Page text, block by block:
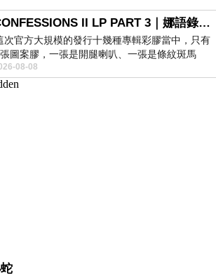
CONFESSIONS II LP PART 3｜娜語錄II LP PART 3
次官方大規模的發行十幾種專輯彩膠當中，只有
圖案膠，一張是開腿喇叭、一張是條紋斑馬
；目前官網上只剩澳洲商店AU STORE
08-08